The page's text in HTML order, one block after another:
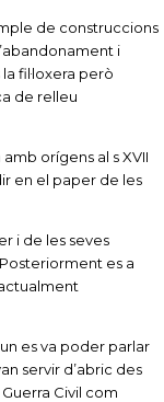
de construccions
i
fil·loxera però
de relleu
orígens al s XVII
en el paper de les
i de les seves
es a
es va poder parlar
servir d’abric des
Civil com